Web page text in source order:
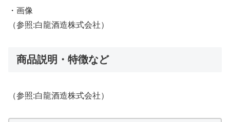
・画像
（参照:白龍酒造株式会社）
商品説明・特徴など
（参照:白龍酒造株式会社）